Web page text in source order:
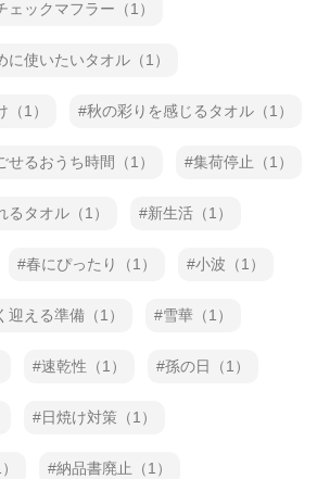
ックマフラー（1）
に使いたいタオル（1）
1） 秋の彩りを感じるタオル（1）
るおうち時間（1） 集荷停止（1）
タオル（1） 新生活（1）
春にぴったり（1） 小波（1）
迎える準備（1） 雪華（1）
速乾性（1） 孫の日（1）
日焼け対策（1）
納品書廃止（1）